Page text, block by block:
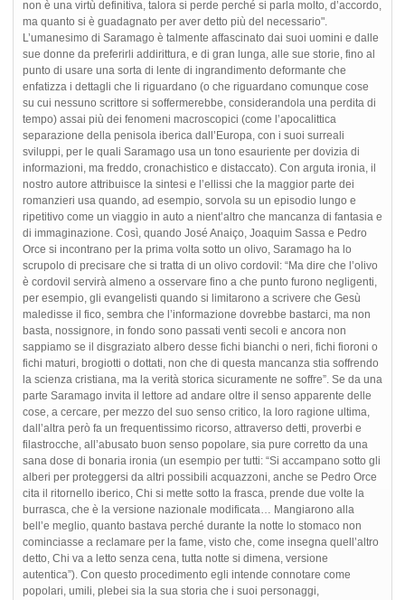
non è una virtù definitiva, talora si perde perché si parla molto, d’accordo,
ma quanto si è guadagnato per aver detto più del necessario".
L’umanesimo di Saramago è talmente affascinato dai suoi uomini e dalle
sue donne da preferirli addirittura, e di gran lunga, alle sue storie, fino al
punto di usare una sorta di lente di ingrandimento deformante che
enfatizza i dettagli che li riguardano (o che riguardano comunque cose
su cui nessuno scrittore si soffermerebbe, considerandola una perdita di
tempo) assai più dei fenomeni macroscopici (come l’apocalittica
separazione della penisola iberica dall’Europa, con i suoi surreali
sviluppi, per le quali Saramago usa un tono esauriente per dovizia di
informazioni, ma freddo, cronachistico e distaccato). Con arguta ironia, il
nostro autore attribuisce la sintesi e l’ellissi che la maggior parte dei
romanzieri usa quando, ad esempio, sorvola su un episodio lungo e
ripetitivo come un viaggio in auto a nient’altro che mancanza di fantasia e
di immaginazione. Così, quando José Anaiço, Joaquim Sassa e Pedro
Orce si incontrano per la prima volta sotto un olivo, Saramago ha lo
scrupolo di precisare che si tratta di un olivo cordovil: “Ma dire che l’olivo
è cordovil servirà almeno a osservare fino a che punto furono negligenti,
per esempio, gli evangelisti quando si limitarono a scrivere che Gesù
maledisse il fico, sembra che l’informazione dovrebbe bastarci, ma non
basta, nossignore, in fondo sono passati venti secoli e ancora non
sappiamo se il disgraziato albero desse fichi bianchi o neri, fichi fioroni o
fichi maturi, brogiotti o dottati, non che di questa mancanza stia soffrendo
la scienza cristiana, ma la verità storica sicuramente ne soffre”. Se da una
parte Saramago invita il lettore ad andare oltre il senso apparente delle
cose, a cercare, per mezzo del suo senso critico, la loro ragione ultima,
dall’altra però fa un frequentissimo ricorso, attraverso detti, proverbi e
filastrocche, all’abusato buon senso popolare, sia pure corretto da una
sana dose di bonaria ironia (un esempio per tutti: “Si accampano sotto gli
alberi per proteggersi da altri possibili acquazzoni, anche se Pedro Orce
cita il ritornello iberico, Chi si mette sotto la frasca, prende due volte la
burrasca, che è la versione nazionale modificata… Mangiarono alla
bell’e meglio, quanto bastava perché durante la notte lo stomaco non
cominciasse a reclamare per la fame, visto che, come insegna quell’altro
detto, Chi va a letto senza cena, tutta notte si dimena, versione
autentica”). Con questo procedimento egli intende connotare come
popolari, umili, plebei sia la sua storia che i suoi personaggi,